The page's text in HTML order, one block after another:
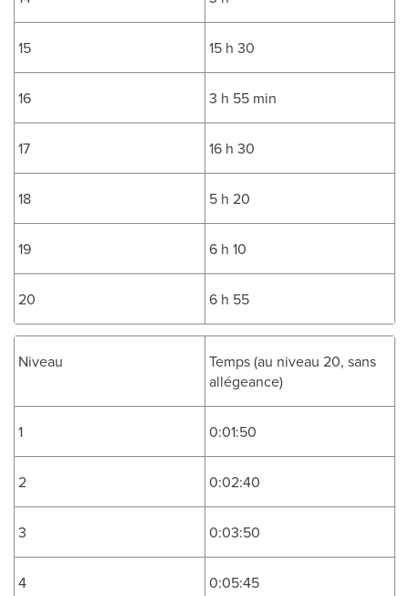
15 15 h 30
16 3 h 55 min
17 16 h 30
18 5 h 20
19 6 h 10
20 6 h 55
Niveau
Temps (au niveau 20, sans
allégeance)
1 0:01:50
2 0:02:40
3 0:03:50
4 0:05:45